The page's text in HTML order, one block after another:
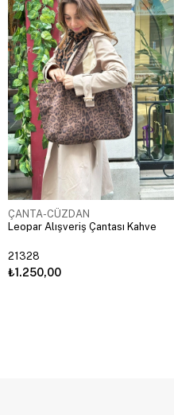
ÇANTA-CÜZDAN
Leopar Alışveriş Çantası Kahve
21328
₺1.250,00